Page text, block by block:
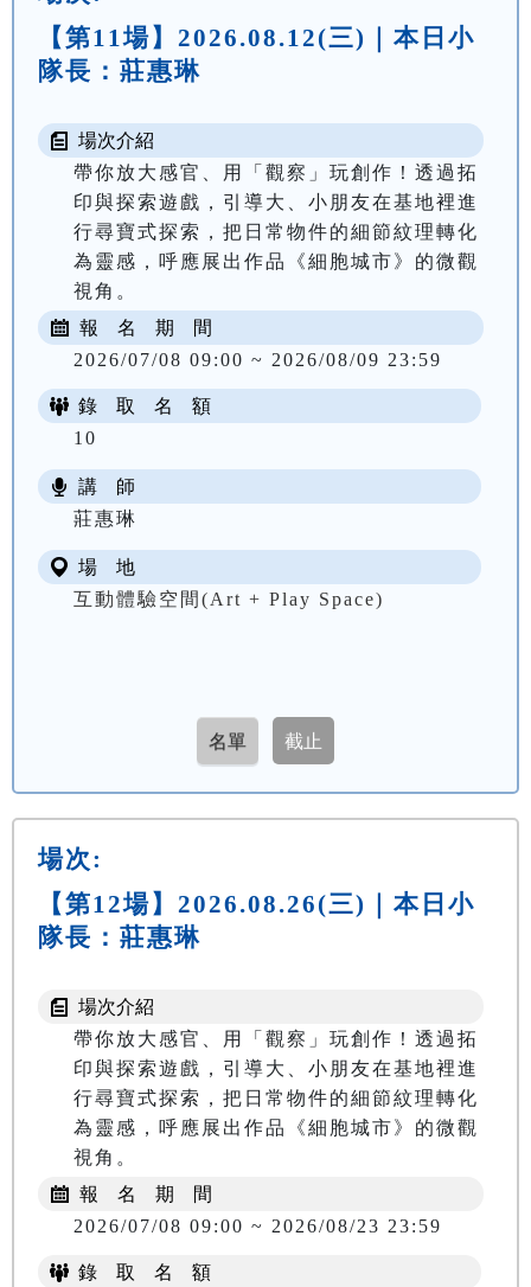
【第11場】2026.08.12(三)｜本日小
隊長：莊惠琳
場次介紹
帶你放大感官、用「觀察」玩創作！透過拓
印與探索遊戲，引導大、小朋友在基地裡進
行尋寶式探索，把日常物件的細節紋理轉化
為靈感，呼應展出作品《細胞城市》的微觀
視角。
報 名 期 間
2026/07/08 09:00 ~ 2026/08/09 23:59
錄 取 名 額
10
講 師
莊惠琳
場 地
互動體驗空間(Art + Play Space)
場次:
【第12場】2026.08.26(三)｜本日小
隊長：莊惠琳
場次介紹
帶你放大感官、用「觀察」玩創作！透過拓
印與探索遊戲，引導大、小朋友在基地裡進
行尋寶式探索，把日常物件的細節紋理轉化
為靈感，呼應展出作品《細胞城市》的微觀
視角。
報 名 期 間
2026/07/08 09:00 ~ 2026/08/23 23:59
錄 取 名 額